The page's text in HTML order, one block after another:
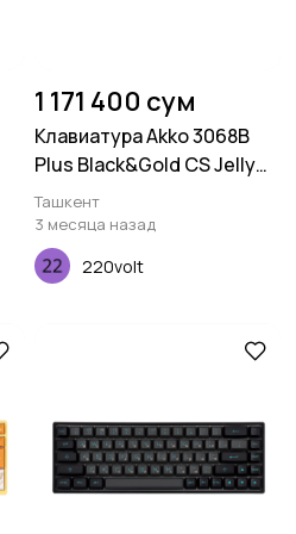
1 171 400 сум
Клавиатура Akko 3068B
Plus Black&Gold CS Jelly
Pink RGB
Ташкент
3 месяца назад
220volt